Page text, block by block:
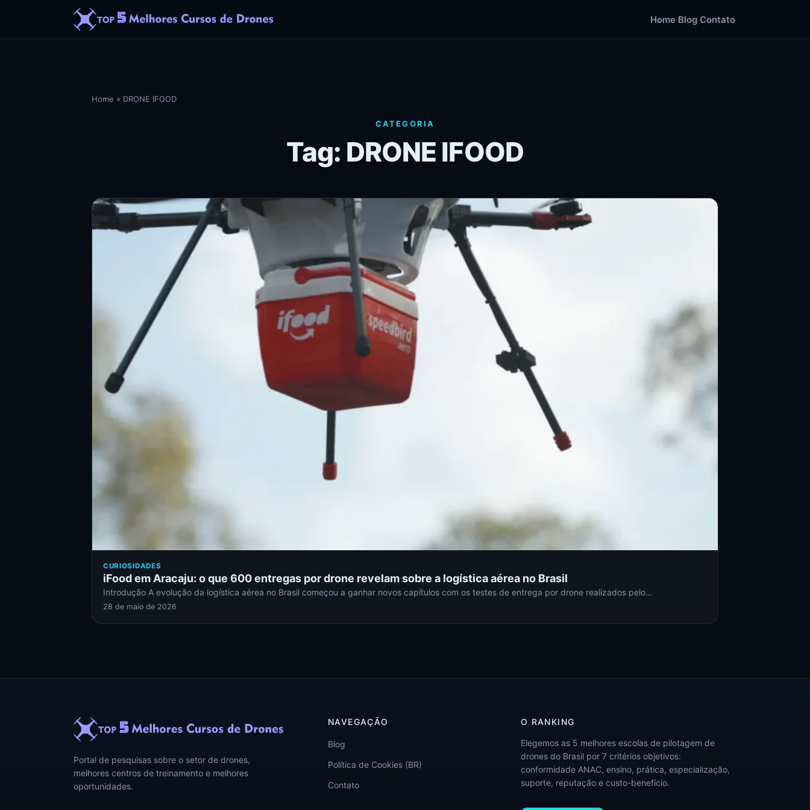
Home Blog Contato
Home » DRONE IFOOD
CATEGORIA
Tag: DRONE IFOOD
CURIOSIDADES
iFood em Aracaju: o que 600 entregas por drone revelam sobre a logística aérea no Brasil
Introdução A evolução da logística aérea no Brasil começou a ganhar novos capítulos com os testes de entrega por drone realizados pelo…
28 de maio de 2026
Portal de pesquisas sobre o setor de drones,
melhores centros de treinamento e melhores
oportunidades.
NAVEGAÇÃO
Blog
Política de Cookies (BR)
Contato
O RANKING
Elegemos as 5 melhores escolas de pilotagem de
drones do Brasil por 7 critérios objetivos:
conformidade ANAC, ensino, prática, especialização,
suporte, reputação e custo-benefício.